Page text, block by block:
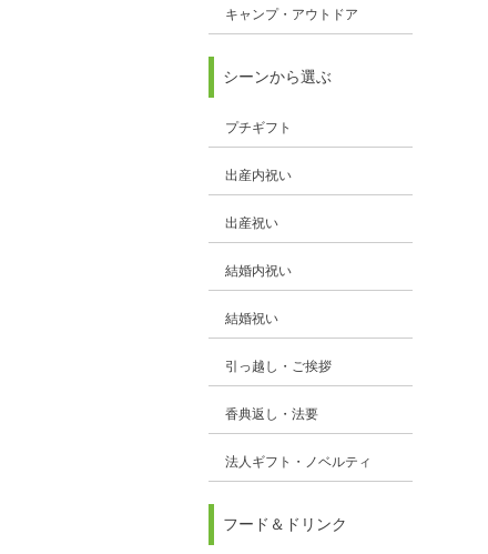
キャンプ・アウトドア
シーンから選ぶ
プチギフト
出産内祝い
出産祝い
結婚内祝い
結婚祝い
引っ越し・ご挨拶
香典返し・法要
法人ギフト・ノベルティ
フード＆ドリンク